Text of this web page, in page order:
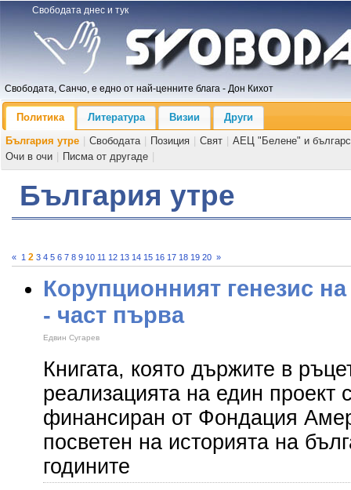
Свободата днес и тук
Свободата, Санчо, е едно от най-ценните блага - Дон Кихот
Политика Литература Визии
Други
България утре
Свободата Позиция Свят
АЕЦ "Белене" и
Очи в очи
Писма от другаде
България утре
« 1 2 3 4 5 6 7 8 9 10 11 12 13 14 15 16 17 18 19 20 »
Корупционният генезис
- част първа
Едвин Сугарев
Книгата, която държите в
реализацията на един проект
финансиран от Фондация
посветен на историята на
годините